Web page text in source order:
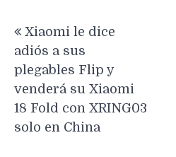
de
entradas
Xiaomi le dice
adiós a sus
plegables Flip y
venderá su Xiaomi
18 Fold con XRING03
solo en China